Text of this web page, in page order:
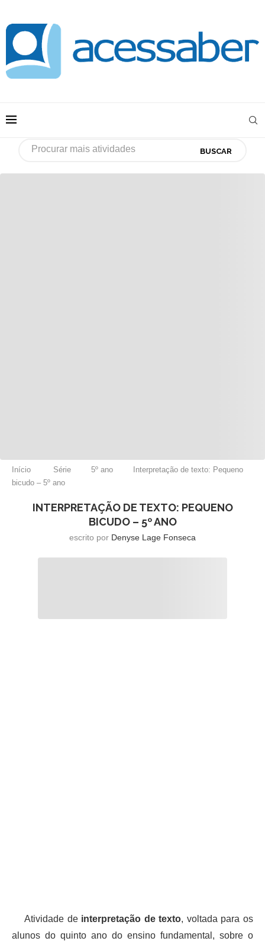
BUSCAR
Início Série 5º ano
Interpretação de texto: Pequeno
bicudo – 5º ano
INTERPRETAÇÃO DE TEXTO: PEQUENO
BICUDO – 5º ANO
escrito por Denyse Lage Fonseca
Atividade de interpretação de texto, voltada para os
alunos do quinto ano do ensino fundamental, sobre o